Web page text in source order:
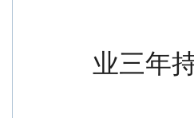
业三年